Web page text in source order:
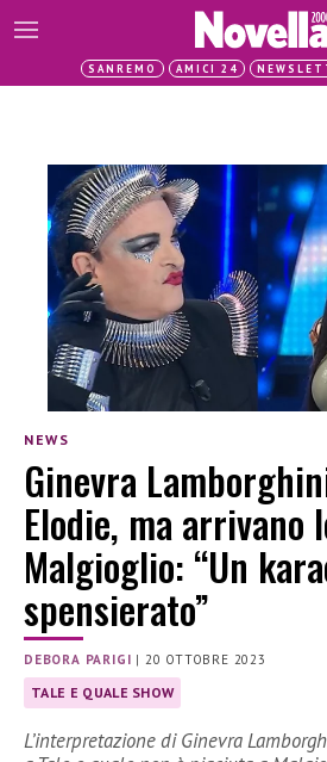
SANREMO AMICI 24
NEWS
Ginevra
Elodie, ma
Malgioglio: “Un
spensierato”
DEBORA PARIGI | 20 OTTOBRE 2023
TALE E QUALE SHOW
L’interpretazione di Ginevra